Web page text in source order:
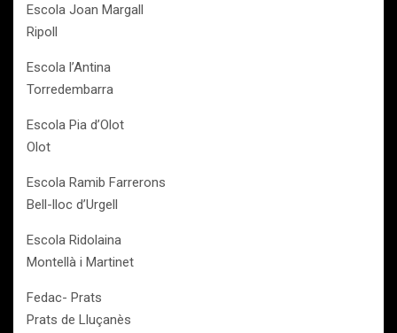
Escola Joan Margall
Ripoll
Escola l’Antina
Torredembarra
Escola Pia d’Olot
Olot
Escola Ramib Farrerons
Bell-lloc d’Urgell
Escola Ridolaina
Montellà i Martinet
Fedac- Prats
Prats de Lluçanès